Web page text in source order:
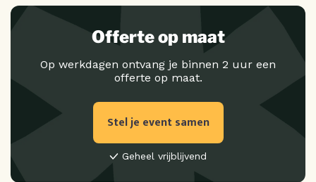
Offerte op maat
Op werkdagen ontvang je binnen 2 uur een
offerte op maat.
Stel je event samen
Geheel vrijblijvend